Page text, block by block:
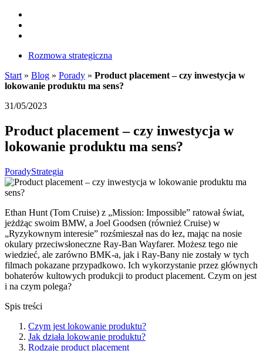
Rozmowa strategiczna
Start » Blog » Porady » Product placement – czy inwestycja w
lokowanie produktu ma sens?
31/05/2023
Product placement – czy inwestycja w
lokowanie produktu ma sens?
PoradyStrategia
Ethan Hunt (Tom Cruise) z „Mission: Impossible” ratował świat,
jeżdżąc swoim BMW, a Joel Goodsen (również Cruise) w
„Ryzykownym interesie” rozśmieszał nas do łez, mając na nosie
okulary przeciwsłoneczne Ray-Ban Wayfarer. Możesz tego nie
wiedzieć, ale zarówno BMK-a, jak i Ray-Bany nie zostały w tych
filmach pokazane przypadkowo. Ich wykorzystanie przez głównych
bohaterów kultowych produkcji to product placement. Czym on jest
i na czym polega?
Spis treści
Czym jest lokowanie produktu?
Jak działa lokowanie produktu?
Rodzaje product placement